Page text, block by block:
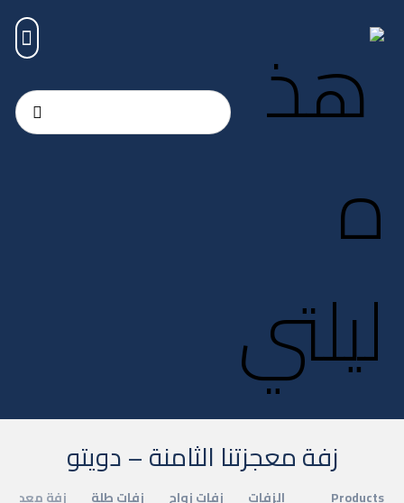
زفة معجزتنا الثامنة – دويتو
Products الزفات زفات زواج زفات طلة زفة